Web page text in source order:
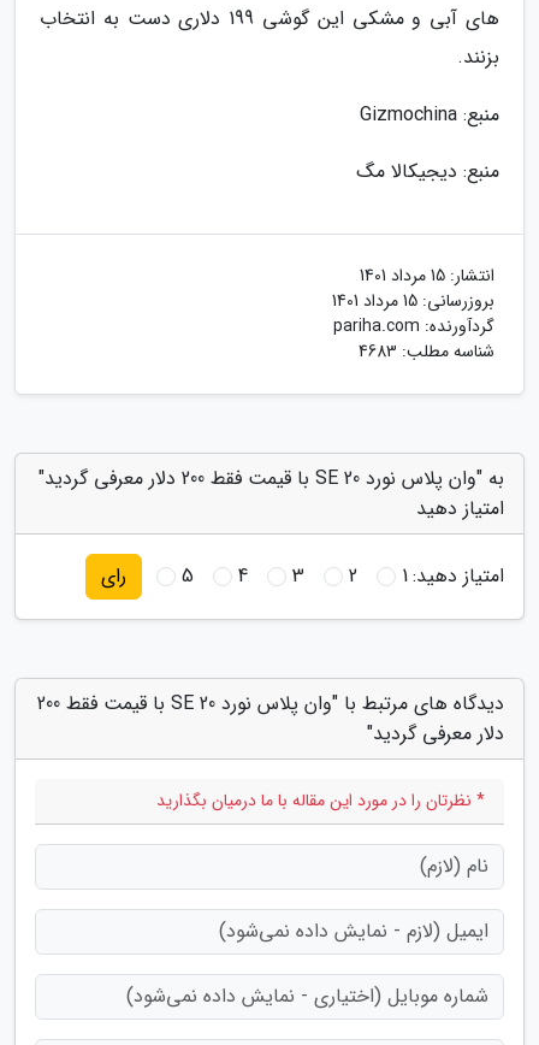
های آبی و مشکی این گوشی 199 دلاری دست به انتخاب
بزنند.
منبع: Gizmochina
منبع: دیجیکالا مگ
انتشار: 15 مرداد 1401
بروزرسانی: 15 مرداد 1401
گردآورنده: pariha.com
شناسه مطلب: 4683
به "وان پلاس نورد SE 20 با قیمت فقط 200 دلار معرفی گردید"
امتیاز دهید
امتیاز دهید:1
2
3
4
5 رای
دیدگاه های مرتبط با "وان پلاس نورد SE 20 با قیمت فقط 200
دلار معرفی گردید"
* نظرتان را در مورد این مقاله با ما درمیان بگذارید